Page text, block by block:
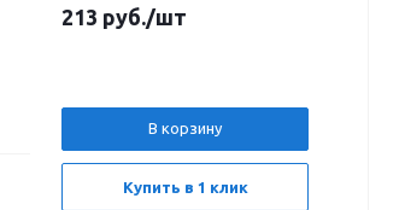
213 руб./шт
В корзину
Купить в 1 клик